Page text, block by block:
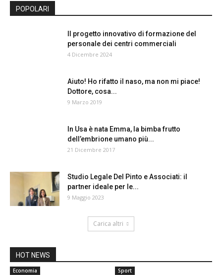
POPOLARI
Il progetto innovativo di formazione del
personale dei centri commerciali
4 Dicembre 2024
Aiuto! Ho rifatto il naso, ma non mi piace!
Dottore, cosa...
9 Marzo 2019
In Usa è nata Emma, la bimba frutto
dell’embrione umano più...
21 Dicembre 2017
Studio Legale Del Pinto e Associati: il
partner ideale per le...
9 Maggio 2023
Carica altri
HOT NEWS
Economia Sport